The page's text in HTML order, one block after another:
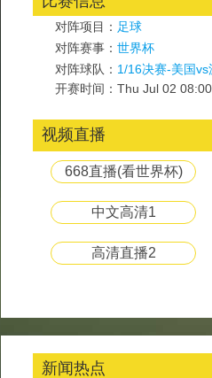
对阵项目： 足球
对阵赛事： 世界杯
对阵球队： 1/16决赛-美国vs
开赛时间：Thu Jul 02
视频直播
668直播(看世界杯)
中文高清1
高清直播2
新闻热点